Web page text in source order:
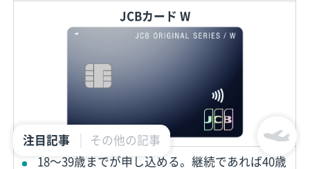
注目記事 その他の記事
JCBカード W
18〜39歳までが申し込める。継続であれば40歳